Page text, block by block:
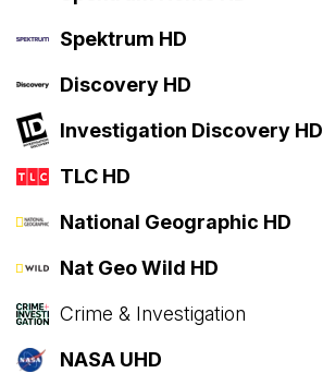
Spektrum HD
Discovery HD
Investigation Discovery HD
TLC HD
National Geographic HD
Nat Geo Wild HD
Crime & Investigation
NASA UHD